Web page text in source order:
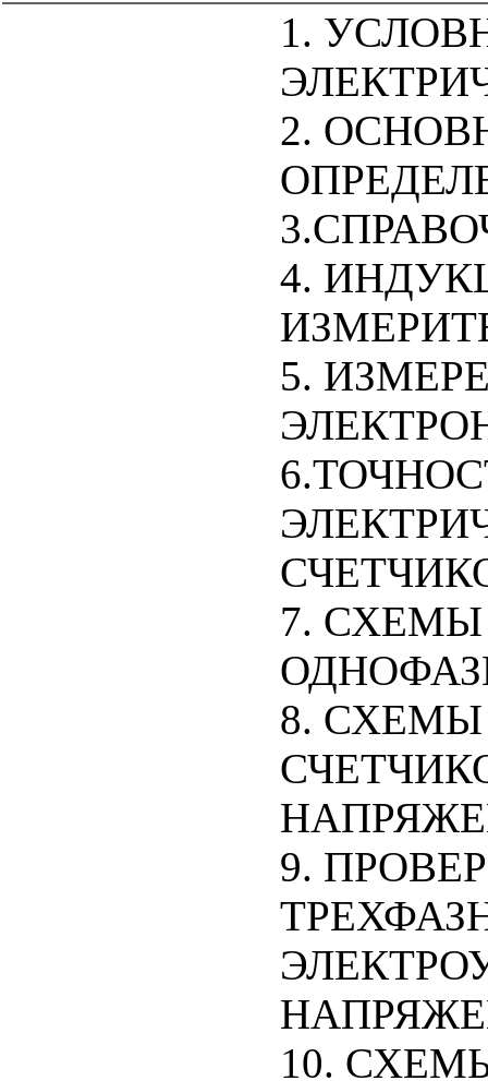
1.
2.
4.
5.
7.
8.
9.
10.